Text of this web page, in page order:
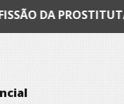
I